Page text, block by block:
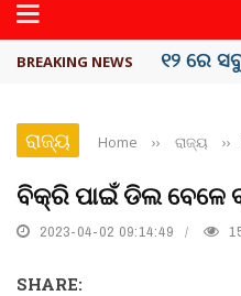
BREAKING NEWS
ରାଜ୍ୟ Home ›› ରାଜ୍ୟ ››
ବିକ୍ରି ପାଇଁ ଡିଲ ବେଳେ
2023-04-02 09:14:49
SHARE: